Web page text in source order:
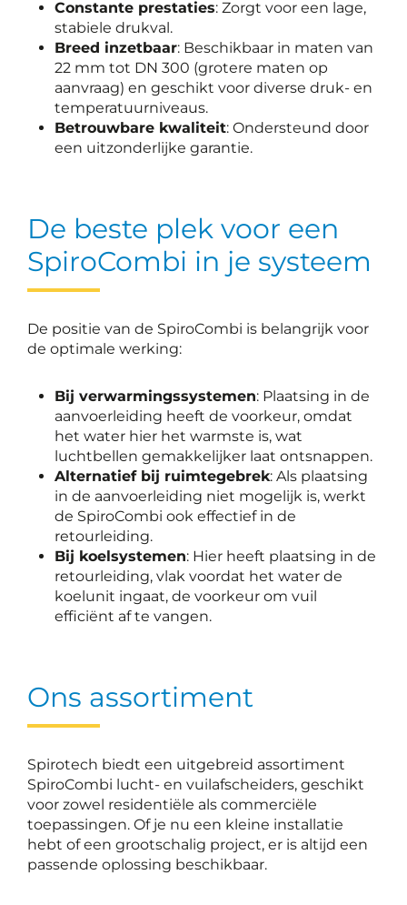
Constante prestaties: Zorgt voor een lage,
stabiele drukval.
Breed inzetbaar: Beschikbaar in maten van
22 mm tot DN 300 (grotere maten op
aanvraag) en geschikt voor diverse druk- en
temperatuurniveaus.
Betrouwbare kwaliteit: Ondersteund door
een uitzonderlijke garantie.
De beste plek voor een
SpiroCombi in je systeem
De positie van de SpiroCombi is belangrijk voor
de optimale werking:
Bij verwarmingssystemen: Plaatsing in de
aanvoerleiding heeft de voorkeur, omdat
het water hier het warmste is, wat
luchtbellen gemakkelijker laat ontsnappen.
Alternatief bij ruimtegebrek: Als plaatsing
in de aanvoerleiding niet mogelijk is, werkt
de SpiroCombi ook effectief in de
retourleiding.
Bij koelsystemen: Hier heeft plaatsing in de
retourleiding, vlak voordat het water de
koelunit ingaat, de voorkeur om vuil
efficiënt af te vangen.
Ons assortiment
Spirotech biedt een uitgebreid assortiment
SpiroCombi lucht- en vuilafscheiders, geschikt
voor zowel residentiële als commerciële
toepassingen. Of je nu een kleine installatie
hebt of een grootschalig project, er is altijd een
passende oplossing beschikbaar.